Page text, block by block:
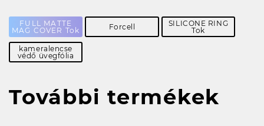
FULL MATTE
MAG COVER Tok
Forcell
SILICONE RING
Tok
kameralencse
védő üvegfólia
További termékek